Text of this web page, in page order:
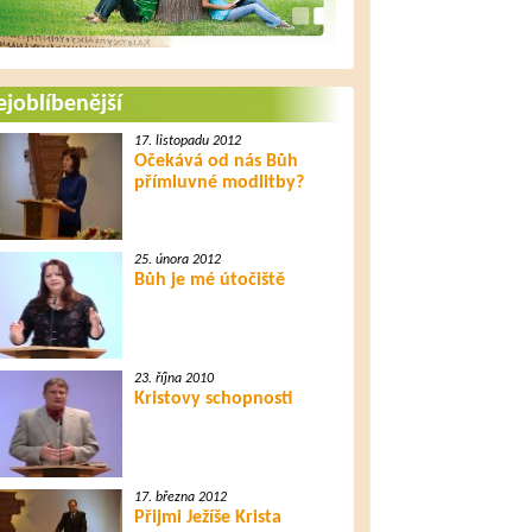
17. listopadu 2012
Očekává od nás Bůh
přímluvné modlitby?
25. února 2012
Bůh je mé útočiště
23. října 2010
Kristovy schopnosti
17. března 2012
Přijmi Ježíše Krista